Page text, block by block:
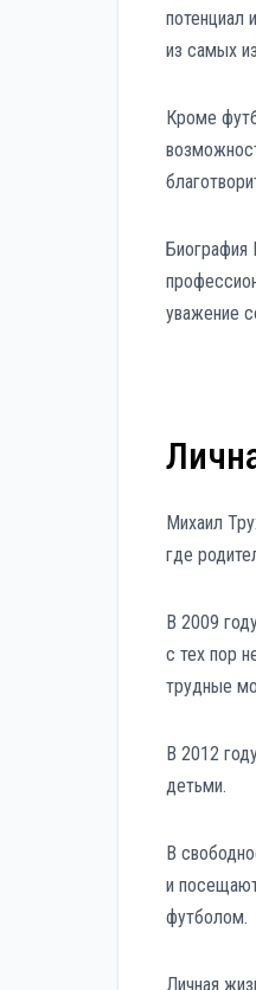
потенциал
из самых
Кроме
Биография
уважение
Михаил
где
В 2009
с тех пор
трудные
В 2012
детьми.
В
и
футболом.
Личная